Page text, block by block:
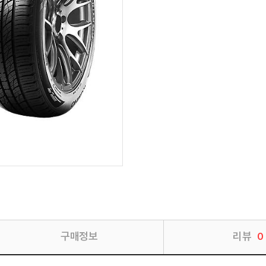
구매정보 리뷰 0